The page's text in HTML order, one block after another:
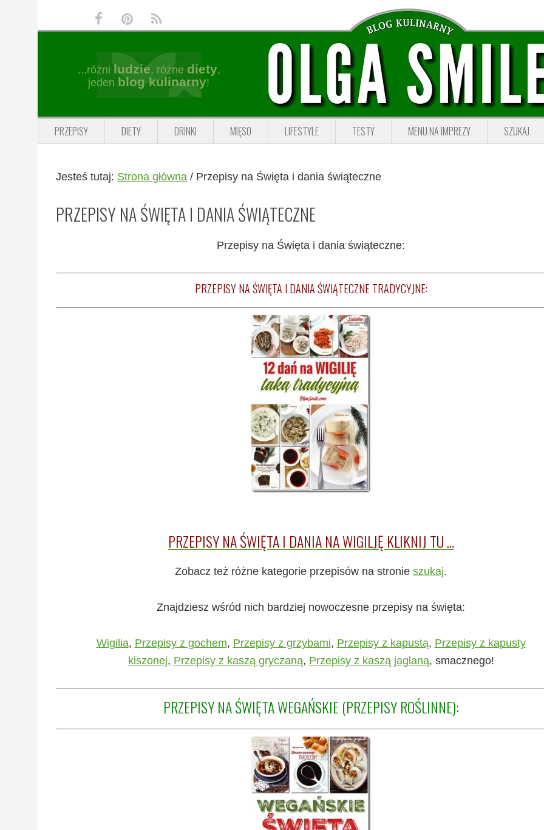
...różni ludzie, różne diety,
jeden blog kulinarny!
PRZEPISY DIETY DRINKI MIĘSO LIFESTYLE TESTY MENU NA IMPREZY SZUKAJ
Jesteś tutaj: Strona główna / Przepisy na Święta i dania świąteczne
PRZEPISY NA ŚWIĘTA I DANIA ŚWIĄTECZNE
Przepisy na Święta i dania świąteczne:
PRZEPISY NA ŚWIĘTA I DANIA ŚWIĄTECZNE TRADYCYJNE:
PRZEPISY NA ŚWIĘTA I DANIA NA WIGILJĘ KLIKNIJ TU …
Zobacz też różne kategorie przepisów na stronie szukaj.
Znajdziesz wśród nich bardziej nowoczesne przepisy na święta:
Wigilia, Przepisy z gochem, Przepisy z grzybami, Przepisy z kapustą, Przepisy z kapusty
kiszonej, Przepisy z kaszą gryczaną, Przepisy z kaszą jaglaną, smacznego!
PRZEPISY NA ŚWIĘTA WEGAŃSKIE (PRZEPISY ROŚLINNE):